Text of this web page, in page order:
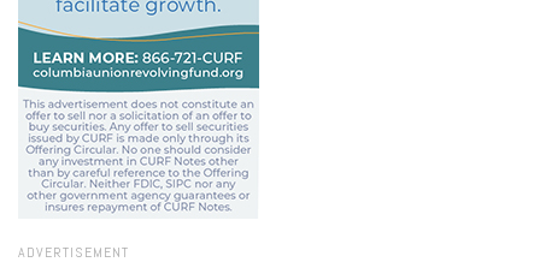
ADVERTISEMENT